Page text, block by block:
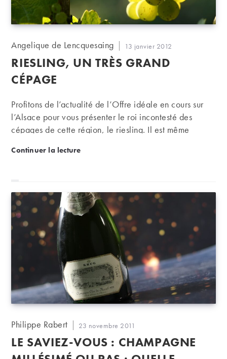
Auteur/autrice
la
publication :
Angelique de Lencquesaing
Publication
publiée :
13 janvier 2012
RIESLING, UN TRÈS GRAND
CÉPAGE
Profitons de l’actualité de l’Offre idéale en cours sur
l’Alsace pour vous présenter le roi incontesté des
cépages de cette région, le riesling. Il est même
plus grands cépages blancs du monde.
Continuer la lectureRiesling, un très grand cépage
Auteur/autrice
la
publication :
Philippe Rabert
Publication
publiée :
23 novembre 2011
LE SAVIEZ-VOUS : CHAMPAGNE